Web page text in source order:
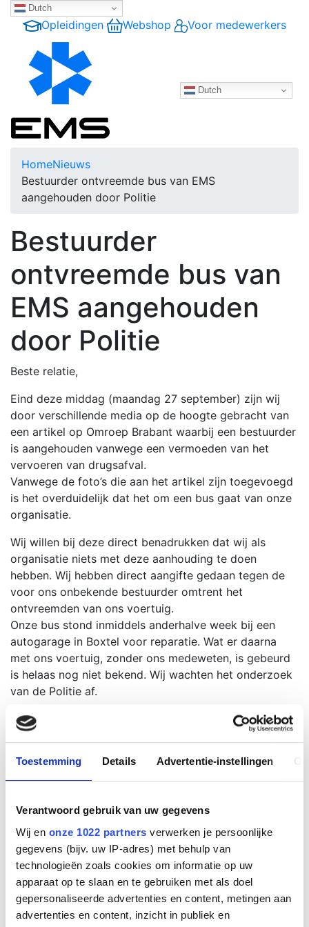
Toestemming Details Advertentie-instellingen
Verantwoord gebruik van uw gegevens
Wij en onze 1022 partners verwerken je persoonlijke
gegevens (bijv. uw IP-adres) met behulp van
technologieën zoals cookies om informatie op uw
apparaat op te slaan en te gebruiken met als doel
gepersonaliseerde advertenties en content, metingen aan
advertenties en content, inzicht in publiek en
Dutch
Opleidingen Webshop Voor medewerkers
Dutch
HomeNieuws
Bestuurder ontvreemde bus van EMS
aangehouden door Politie
Bestuurder
ontvreemde bus van
EMS aangehouden
door Politie
Beste relatie,
Eind deze middag (maandag 27 september) zijn wij
door verschillende media op de hoogte gebracht van
een artikel op Omroep Brabant waarbij een bestuurder
is aangehouden vanwege een vermoeden van het
vervoeren van drugsafval.
Vanwege de foto’s die aan het artikel zijn toegevoegd
is het overduidelijk dat het om een bus gaat van onze
organisatie.
Wij willen bij deze direct benadrukken dat wij als
organisatie niets met deze aanhouding te doen
hebben. Wij hebben direct aangifte gedaan tegen de
voor ons onbekende bestuurder omtrent het
ontvreemden van ons voertuig.
Onze bus stond inmiddels anderhalve week bij een
autogarage in Boxtel voor reparatie. Wat er daarna
met ons voertuig, zonder ons medeweten, is gebeurd
is helaas nog niet bekend. Wij wachten het onderzoek
van de Politie af.
Onze geel en rode voer- en vaartuigen vloot is onze
trots. Daar steken wij veel energie in. Wij vallen graag
de Politie het onderzoek goed kan afronden en dat wij
onze bus weer snel retour ontvangen.
Mochten er nog vragen zijn dan kunt u contact
opnemen met ons via 06-16801906.
https://www.bd.nl/meierij/busje-vol-met-vermoedelijk-
drugsafval-ontdekt-in-lennisheuvel-bestuurder-
aangehouden~a9bb5bf7/